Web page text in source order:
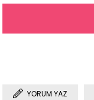
YORUM YAZ